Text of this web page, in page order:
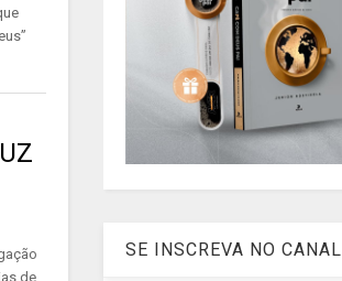
de
SE INSCREVA NO CANAL